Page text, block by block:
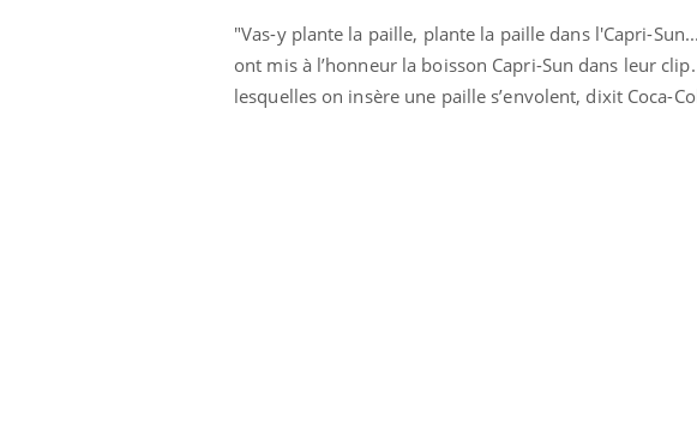
"Vas-y plante la paille, plante la paille dans l'Capri-
ont mis à l’honneur la boisson Capri-Sun dans leur
lesquelles on insère une paille s’envolent, dixit Coca-
Eczéma Chronique des Mains :
expliquer ma maladieYoutube
Youtube
Carence en fer :
prévenirYoutube